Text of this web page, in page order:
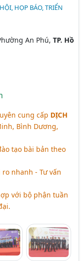
HỌP BÁO, TRIỂN
An Phú,TP. Hồ
cung cấp DỊCH
Bình Dương,
tạo bài bản theo
nhanh - Tư vấn
với bộ phận tuần